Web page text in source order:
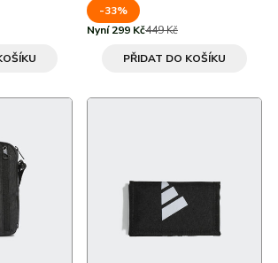
-33%
Nyní 299 Kč449 Kč
PŘIDAT DO KOŠÍKU